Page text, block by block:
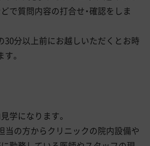
で質問内容の打合せ・確認をしま
30分以上前にお越しいただくとお時
。
学になります。
当の方からクリニックの院内設備や